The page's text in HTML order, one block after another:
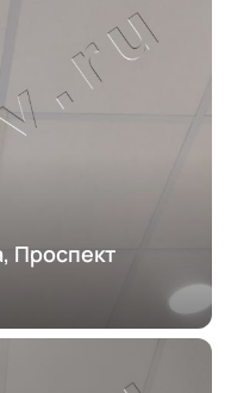
Проспект